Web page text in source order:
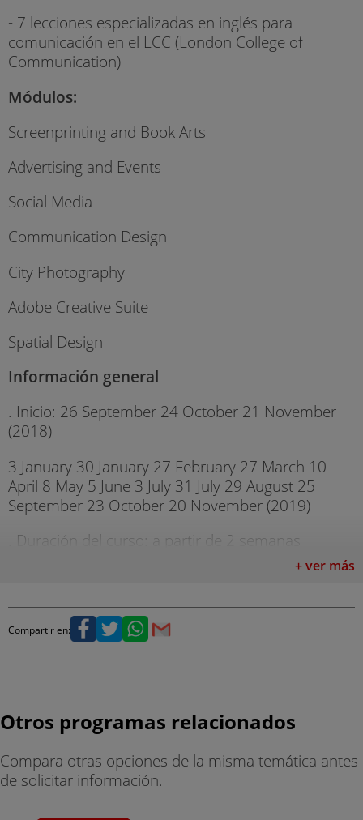
- 7 lecciones especializadas en inglés para
comunicación en el LCC (London College of
Communication)
Módulos:
Screenprinting and Book Arts
Advertising and Events
Social Media
Communication Design
City Photography
Adobe Creative Suite
Spatial Design
Información general
. Inicio: 26 September 24 October 21 November
(2018)
3 January 30 January 27 February 27 March 10
April 8 May 5 June 3 July 31 July 29 August 25
September 23 October 20 November (2019)
. Duración del curso: a partir de 2 semanas
. Estudiantes: en las clases de inglés máximo de 15
. Edad: a partir de 16 años
. 15 lecciones semanales de inglés
. 7 lecciones de inglés para comunicación
+ ver más
Compartir en:
Otros programas relacionados
Compara otras opciones de la misma temática antes
de solicitar información.